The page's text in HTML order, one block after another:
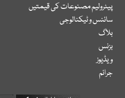
پیٹرولیم مصنوعات کی قیمتیں
سائنس و ٹیکنالوجی
بلاگ
بزنس
ویڈیوز
جرائم